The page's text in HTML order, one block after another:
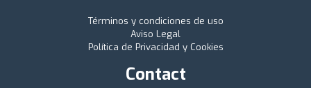
Términos y condiciones de uso
Aviso Legal
Política de Privacidad y Cookies
Contact